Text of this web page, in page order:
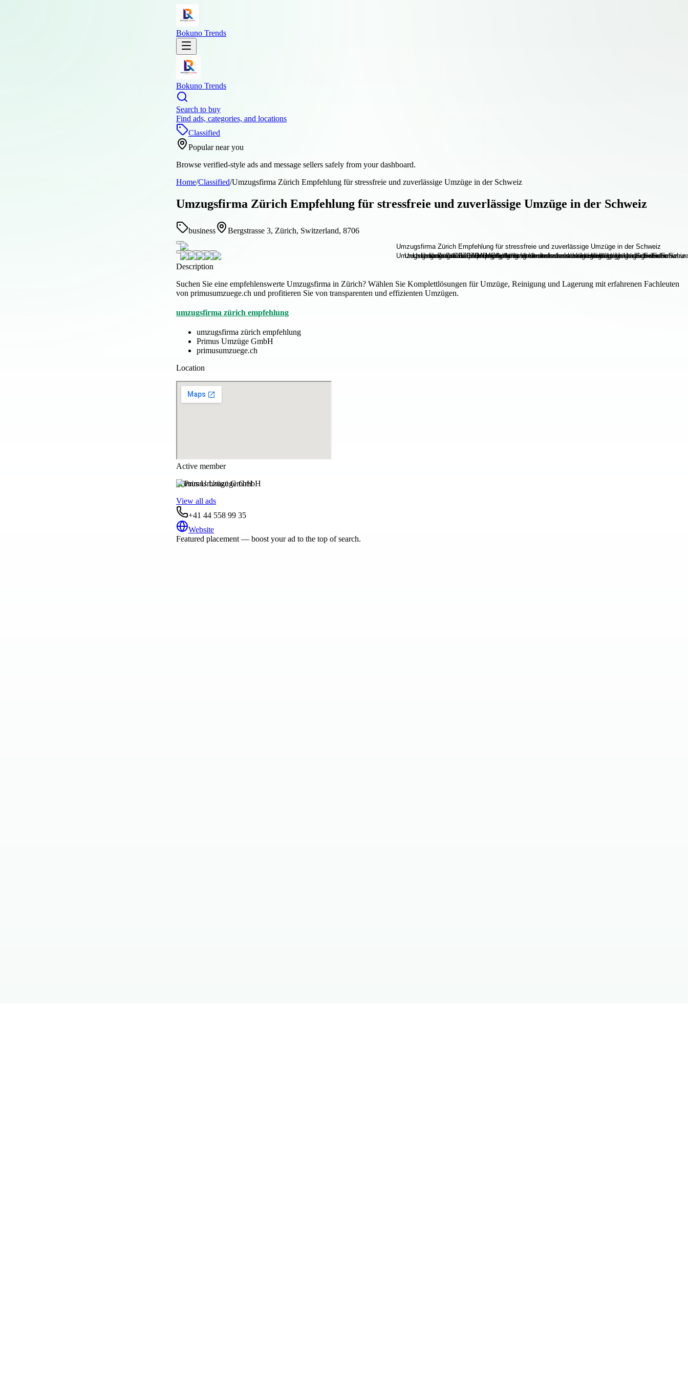
Bokuno Trends
Bokuno Trends
Search to buy
Find ads, categories, and locations
Classified
Popular near you
Browse verified-style ads and message sellers safely from your dashboard.
Home/Classified/Umzugsfirma Zürich Empfehlung für stressfreie und zuverlässige Umzüge in der Schweiz
Umzugsfirma Zürich Empfehlung für stressfreie und zuverlässige Umzüge in der Schweiz
business Bergstrasse 3, Zürich, Switzerland, 8706
Description
Suchen Sie eine empfehlenswerte Umzugsfirma in Zürich? Wählen Sie Komplettlösungen für Umzüge, Reinigung und Lagerung mit erfahrenen Fachleuten
von primusumzuege.ch und profitieren Sie von transparenten und effizienten Umzügen.
umzugsfirma zürich empfehlung
umzugsfirma zürich empfehlung
Primus Umzüge GmbH
primusumzuege.ch
Location
Active member
Primus Umzüge GmbH
View all ads
+41 44 558 99 35
Website
Featured placement — boost your ad to the top of search.